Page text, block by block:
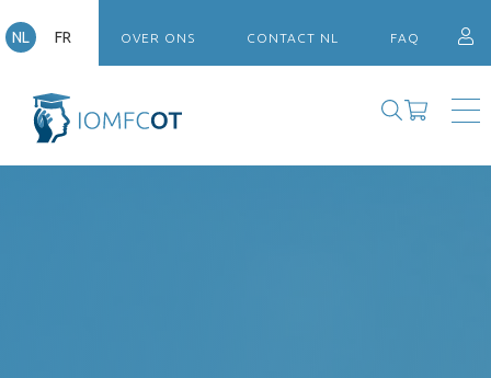
NL FR OVER ONS CONTACT NL FAQ